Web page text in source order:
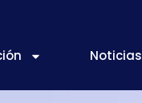
Noticias